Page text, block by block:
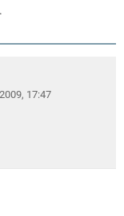
17:47